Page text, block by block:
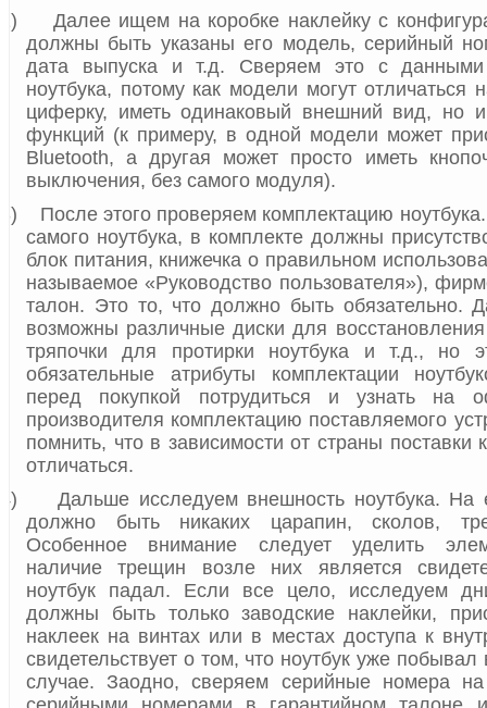
2)
Далее ищем на коробке наклейку с
должны быть указаны его модель, серийный
дата выпуска и т.д. Сверяем это с
ноутбука, потому как модели могут отличаться
циферку, иметь одинаковый внешний вид, но
функций (к примеру, в одной модели может
Bluetooth, а другая может просто иметь
выключения, без самого модуля).
3)
После этого проверяем комплектацию
самого ноутбука, в комплекте должны
блок питания, книжечка о правильном
называемое «Руководство пользователя»),
талон. Это то, что должно быть обязательно.
возможны различные диски для
тряпочки для протирки ноутбука и т.д., но
обязательные атрибуты комплектации
перед покупкой потрудиться и узнать на
производителя комплектацию поставляемого
помнить, что в зависимости от страны поставки
отличаться.
4)
Дальше исследуем внешность ноутбука. На
должно быть никаких царапин, сколов,
Особенное внимание следует уделить
наличие трещин возле них является
ноутбук падал. Если все цело, исследуем
должны быть только заводские наклейки,
наклеек на винтах или в местах доступа к
свидетельствует о том, что ноутбук уже
случае. Заодно, сверяем серийные номера